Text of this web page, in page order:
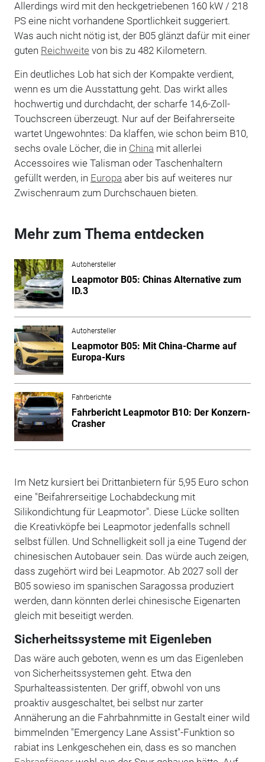
Allerdings wird mit den heckgetriebenen 160 kW / 218
PS eine nicht vorhandene Sportlichkeit suggeriert.
Was auch nicht nötig ist, der B05 glänzt dafür mit einer
guten Reichweite von bis zu 482 Kilometern.
Ein deutliches Lob hat sich der Kompakte verdient,
wenn es um die Ausstattung geht. Das wirkt alles
hochwertig und durchdacht, der scharfe 14,6-Zoll-
Touchscreen überzeugt. Nur auf der Beifahrerseite
wartet Ungewohntes: Da klaffen, wie schon beim B10,
sechs ovale Löcher, die in China mit allerlei
Accessoires wie Talisman oder Taschenhaltern
gefüllt werden, in Europa aber bis auf weiteres nur
Zwischenraum zum Durchschauen bieten.
Mehr zum Thema entdecken
Autohersteller
Leapmotor B05: Chinas Alternative zum
ID.3
Autohersteller
Leapmotor B05: Mit China-Charme auf
Europa-Kurs
Fahrberichte
Fahrbericht Leapmotor B10: Der Konzern-
Crasher
Im Netz kursiert bei Drittanbietern für 5,95 Euro schon
eine "Beifahrerseitige Lochabdeckung mit
Silikondichtung für Leapmotor". Diese Lücke sollten
die Kreativköpfe bei Leapmotor jedenfalls schnell
selbst füllen. Und Schnelligkeit soll ja eine Tugend der
chinesischen Autobauer sein. Das würde auch zeigen,
dass zugehört wird bei Leapmotor. Ab 2027 soll der
B05 sowieso im spanischen Saragossa produziert
werden, dann könnten derlei chinesische Eigenarten
gleich mit beseitigt werden.
Sicherheitssysteme mit Eigenleben
Das wäre auch geboten, wenn es um das Eigenleben
von Sicherheitssystemen geht. Etwa den
Spurhalteassistenten. Der griff, obwohl von uns
proaktiv ausgeschaltet, bei selbst nur zarter
Annäherung an die Fahrbahnmitte in Gestalt einer wild
bimmelnden "Emergency Lane Assist"-Funktion so
rabiat ins Lenkgeschehen ein, dass es so manchen